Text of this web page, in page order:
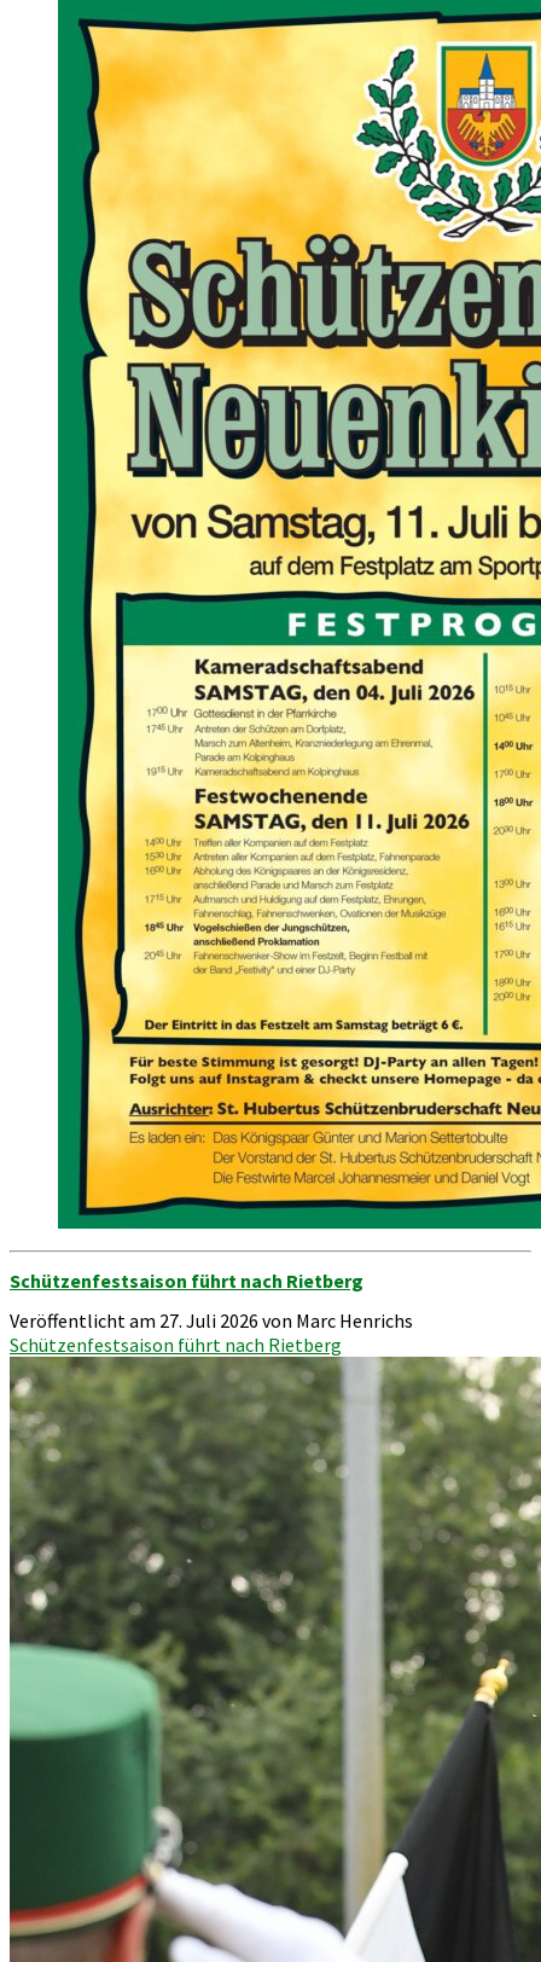
Schützenfestsaison führt nach Rietberg
Veröffentlicht am 27. Juli 2026 von Marc Henrichs
Schützenfestsaison führt nach Rietberg